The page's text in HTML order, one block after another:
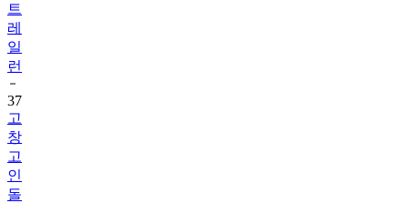
트
레
일
런
37
고
창
고
인
돌